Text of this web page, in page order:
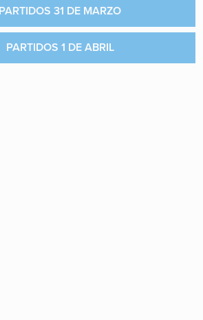
PARTIDOS 31 DE MARZO
PARTIDOS 1 DE ABRIL